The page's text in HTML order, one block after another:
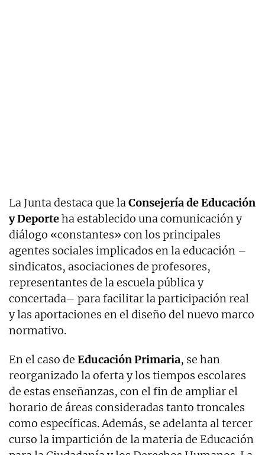
La Junta destaca que laConsejería de Educación
y Deporteha establecido una comunicación y
diálogo «constantes» con los principales
agentes sociales implicados en la educación –
sindicatos, asociaciones de profesores,
representantes de la escuela pública y
concertada– para facilitar la participación real
y las aportaciones en el diseño del nuevo marco
normativo.
En el caso de Educación Primaria, se han
reorganizado la oferta y los tiempos escolares
de estas enseñanzas, con el fin de ampliar el
horario de áreas consideradas tanto troncales
como específicas. Además, se adelanta al tercer
curso la impartición de la materia de Educación